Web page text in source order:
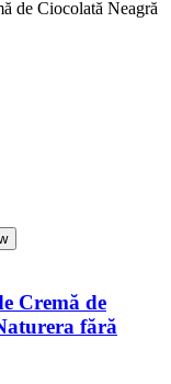
Cremă de
fără